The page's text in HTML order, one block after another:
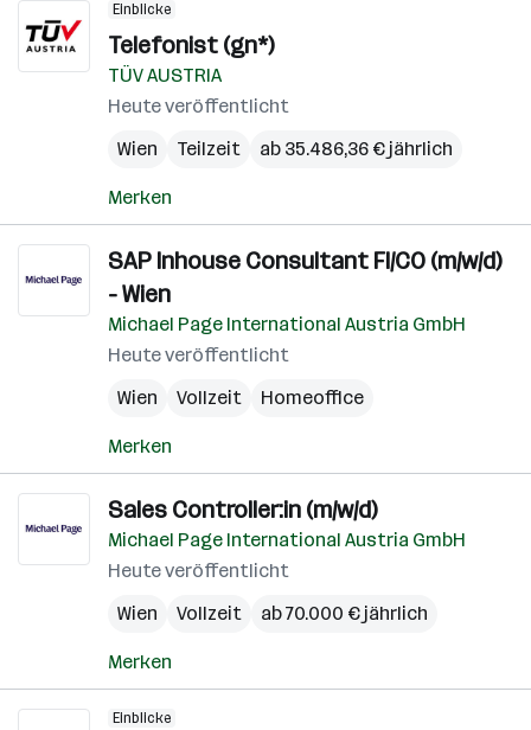
Einblicke
Telefonist (gn*)
TÜV AUSTRIA
Heute veröffentlicht
Wien
Teilzeit ab 35.486,36 € jährlich
Merken
SAP Inhouse Consultant FI/CO (m/w/d)
- Wien
Michael Page International Austria GmbH
Heute veröffentlicht
Wien
Vollzeit Homeoffice
Merken
Sales Controller:in (m/w/d)
Michael Page International Austria GmbH
Heute veröffentlicht
Wien
Vollzeit ab 70.000 € jährlich
Merken
Einblicke